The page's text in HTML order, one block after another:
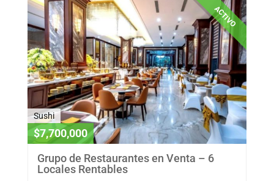
ACTIVO
Sushi
$7,700,000
Grupo de Restaurantes en Venta – 6
Locales Rentables